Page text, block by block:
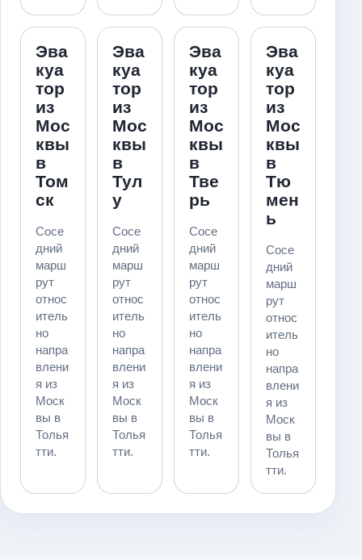
Эва
куа
тор
из
Мос
квы
в
Том
ск
Сосе
дний
марш
рут
относ
итель
но
напра
влени
я из
Моск
вы в
Толья
тти.
Эва
куа
тор
из
Мос
квы
в
Тул
у
Сосе
дний
марш
рут
относ
итель
но
напра
влени
я из
Моск
вы в
Толья
тти.
Эва
куа
тор
из
Мос
квы
в
Тве
рь
Сосе
дний
марш
рут
относ
итель
но
напра
влени
я из
Моск
вы в
Толья
тти.
Эва
куа
тор
из
Мос
квы
в
Тю
мен
ь
Сосе
дний
марш
рут
относ
итель
но
напра
влени
я из
Моск
вы в
Толья
тти.